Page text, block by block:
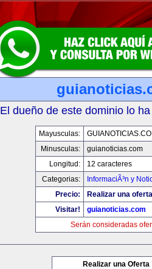
El dueño de este dominio lo
Mayusculas:
Minusculas:
guianoticias.com
Longitud:
12 caracteres
Categorias:
InformaciÃ³n y
Precio:
Realizar una
Visitar!
guianoticias.com
Serán consideradas
Realizar una Oferta